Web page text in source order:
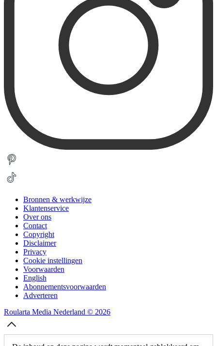
Bronnen & werkwijze
Klantenservice
Over ons
Contact
Copyright
Disclaimer
Privacy
Cookie instellingen
Voorwaarden
English
Abonnementsvoorwaarden
Adverteren
Roularta Media Nederland © 2026